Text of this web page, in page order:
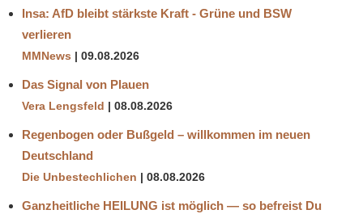
Insa: AfD bleibt stärkste Kraft - Grüne und BSW
verlieren
MMNews 09.08.2026
Das Signal von Plauen
Vera Lengsfeld 08.08.2026
Regenbogen oder Bußgeld – willkommen im neuen
Deutschland
Die Unbestechlichen 08.08.2026
Ganzheitliche HEILUNG ist möglich — so befreist Du